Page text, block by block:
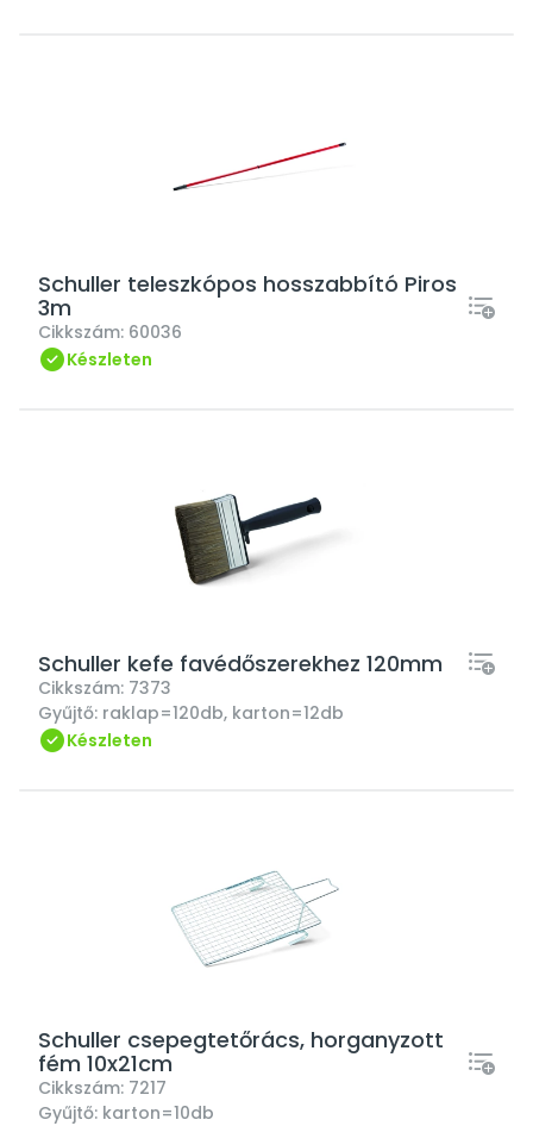
Schuller teleszkópos hosszabbító Piros
3m
Cikkszám: 60036
Készleten
Schuller kefe favédőszerekhez 120mm
Cikkszám: 7373
Gyűjtő: raklap=120db, karton=12db
Készleten
Schuller csepegtetőrács, horganyzott
fém 10x21cm
Cikkszám: 7217
Gyűjtő: karton=10db